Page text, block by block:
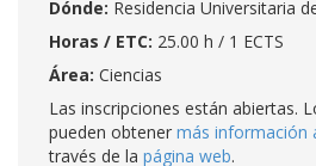
Dónde: Residencia Universitaria
Horas / ETC: 25.00 h / 1 ECTS
Área: Ciencias
Las inscripciones están abiertas.
pueden obtener más información
través de la página web.